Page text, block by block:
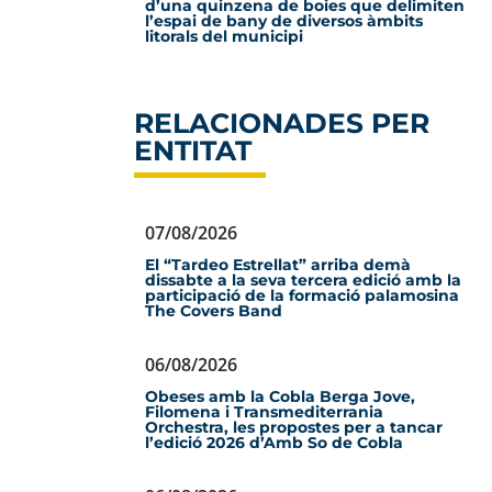
d’una quinzena de boies que delimiten
l’espai de bany de diversos àmbits
litorals del municipi
RELACIONADES PER
ENTITAT
07/08/2026
El “Tardeo Estrellat” arriba demà
dissabte a la seva tercera edició amb la
participació de la formació palamosina
The Covers Band
06/08/2026
Obeses amb la Cobla Berga Jove,
Filomena i Transmediterrania
Orchestra, les propostes per a tancar
l’edició 2026 d’Amb So de Cobla